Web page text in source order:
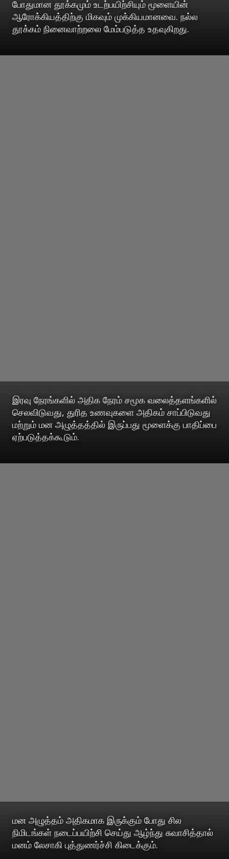
போதுமான தூக்கமும் உடற்பயிற்சியும் மூளையின்
ஆரோக்கியத்திற்கு மிகவும் முக்கியமானவை. நல்ல
தூக்கம் நினைவாற்றலை மேம்படுத்த உதவுகிறது.
இரவு நேரங்களில் அதிக நேரம் சமூக வலைத்தளங்களில்
செலவிடுவது, துரித உணவுகளை அதிகம் சாப்பிடுவது
மற்றும் மன அழுத்தத்தில் இருப்பது மூளைக்கு பாதிப்பை
ஏற்படுத்தக்கூடும்.
மன அழுத்தம் அதிகமாக இருக்கும் போது சில
நிமிடங்கள் நடைப்பயிற்சி செய்து ஆழ்ந்து சுவாசித்தால்
மனம் லேசாகி புத்துணர்ச்சி கிடைக்கும்.